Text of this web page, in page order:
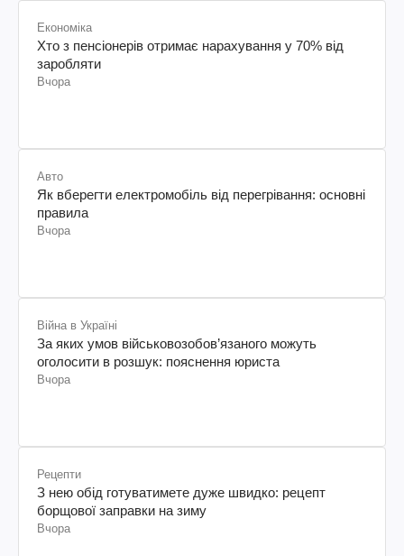
Економіка
Хто з пенсіонерів отримає нарахування у 70% від
заробляти
Вчора
Авто
Як вберегти електромобіль від перегрівання: основні
правила
Вчора
Війна в Україні
За яких умов військовозобов’язаного можуть
оголосити в розшук: пояснення юриста
Вчора
Рецепти
З нею обід готуватимете дуже швидко: рецепт
борщової заправки на зиму
Вчора